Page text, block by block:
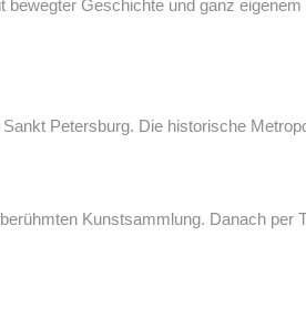
Geschichte und ganz
Petersburg. Die historische
Kunstsammlung. Danach per